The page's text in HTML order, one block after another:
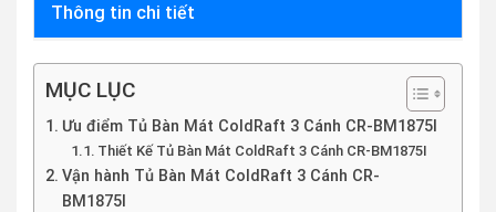
Thông tin chi tiết
MỤC LỤC
Ưu điểm Tủ Bàn Mát ColdRaft 3 Cánh CR-BM1875I
Thiết Kế Tủ Bàn Mát ColdRaft 3 Cánh CR-BM1875I
Vận hành Tủ Bàn Mát ColdRaft 3 Cánh CR-
BM1875I